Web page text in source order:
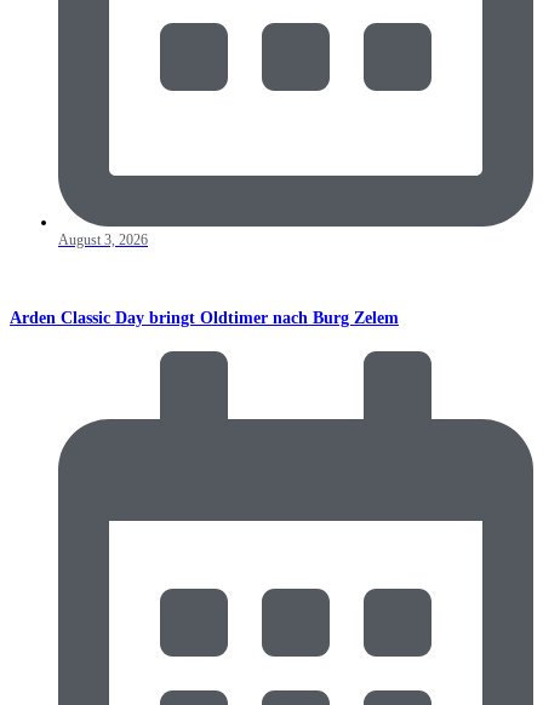
August 3, 2026
Arden Classic Day bringt Oldtimer nach Burg Zelem